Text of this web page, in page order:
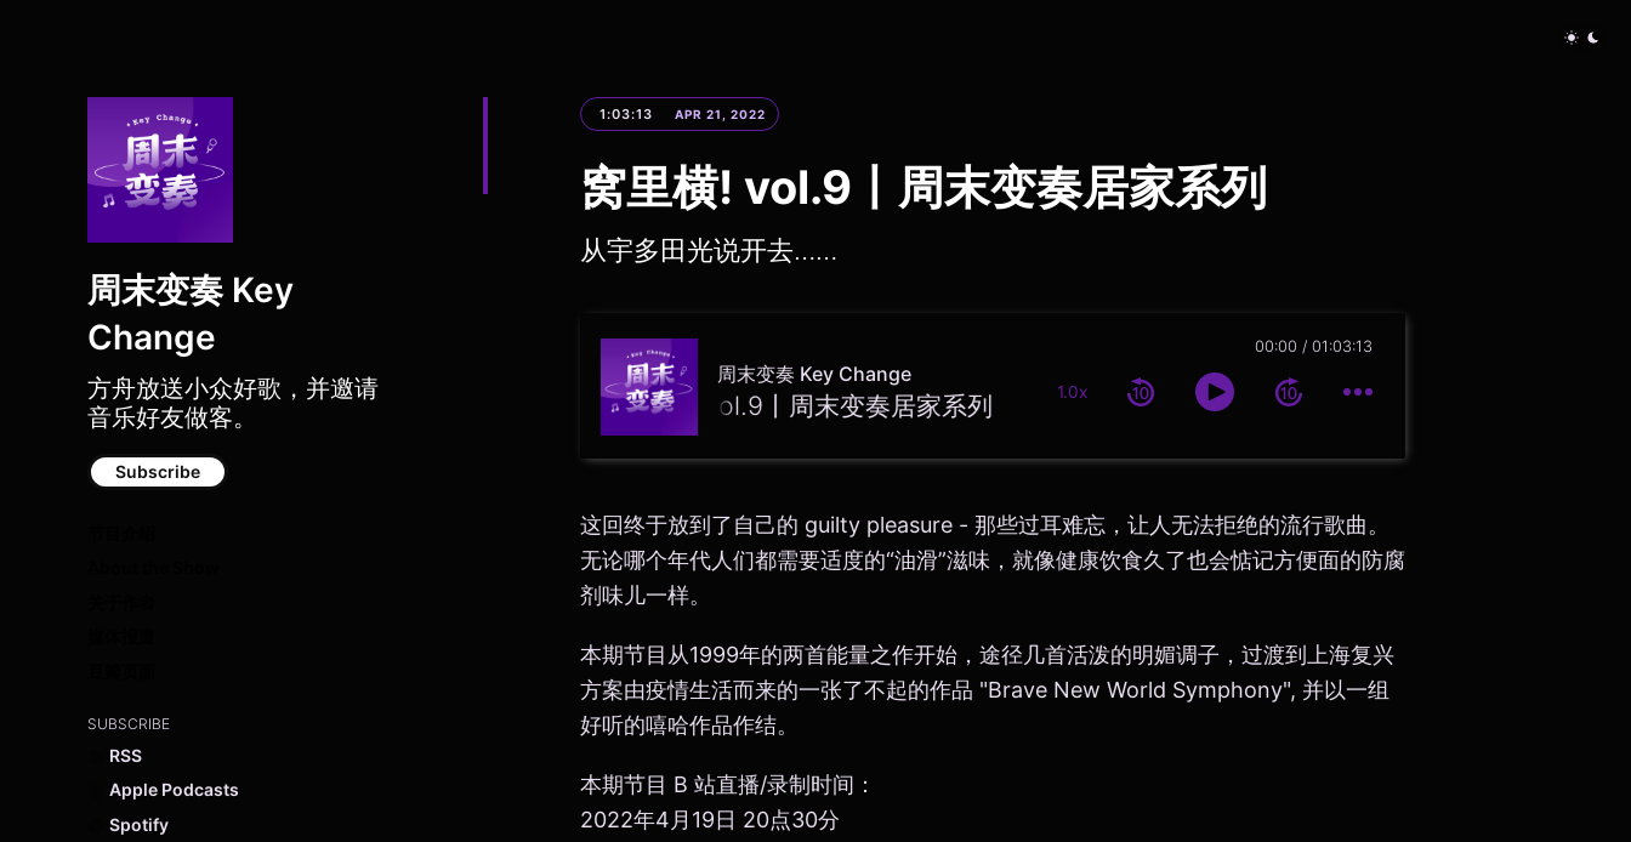
周末变奏 Key
Change
方舟放送小众好歌，并邀请
音乐好友做客。
Subscribe
SUBSCRIBE
RSS
Apple Podcasts
Spotify
1:03:13 APR 21, 2022
窝里横! vol.9丨周末变奏居家系列
从宇多田光说开去……
周末变奏 Key Change
窝里横! vol.9丨周末变奏居家系列 1.0x
00:00 01:03:13
这回终于放到了自己的 guilty pleasure - 那些过耳难忘，让人无法拒绝的流行歌曲。
无论哪个年代人们都需要适度的“油滑”滋味，就像健康饮食久了也会惦记方便面的防腐
剂味儿一样。
本期节目从1999年的两首能量之作开始，途径几首活泼的明媚调子，过渡到上海复兴
方案由疫情生活而来的一张了不起的作品 "Brave New World Symphony", 并以一组
好听的嘻哈作品作结。
本期节目 B 站直播/录制时间：
2022年4月19日 20点30分